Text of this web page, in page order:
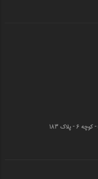
قم - خیابان انقلاب (چهارمردان)‌ - کوچه 6 - پلاک 183